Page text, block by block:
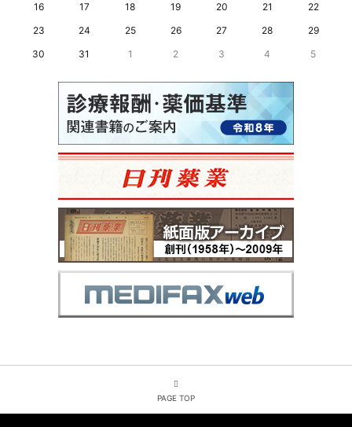
16
17 18 19 20 21
22
23
24 25 26 27 28
29
30
31 1 2 3 4 5
PAGE TOP